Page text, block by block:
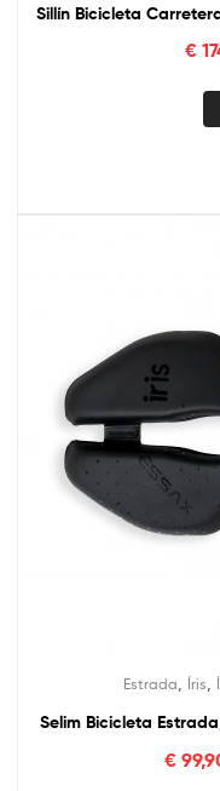
Sillín Bicicleta
€
Estrada Íris
Selim Bicicleta
€